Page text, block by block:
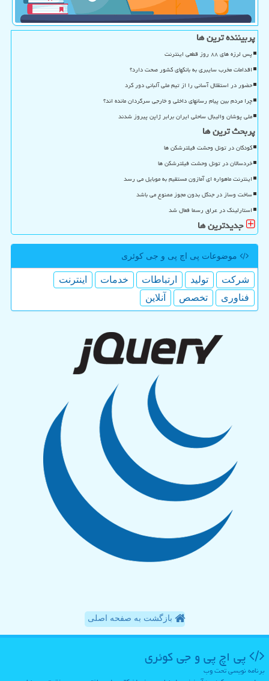
پربیننده ترین ها
پس لرزه های ۸۸ روز قطعی اینترنت
اقدامات مخرب سایبری به بانکهای کشور صحت دارد؟
حضور در استقلال آسانی را از تیم ملی آلبانی دور کرد
چرا مردم بین پیام رسانهای داخلی و خارجی سرگردان مانده اند؟
ملی پوشان والیبال ساحلی ایران برابر ژاپن پیروز شدند
پربحث ترین ها
کودکان در تونل وحشت فیلترشکن ها
خردسالان در تونل وحشت فیلترشکن ها
اینترنت ماهواره ای آمازون مستقیم به موبایل می رسد
ساخت وساز در جنگل بدون مجوز ممنوع می باشد
استارلینک در عراق رسما فعال شد
جدیدترین ها
موضوعات پی اچ پی و جی كوئری
شركت تولید ارتباطات خدمات
اینترنت
فناوری
تخصص آنلاین
بازگشت به صفحه اصلی
پی اچ پی و جی كوئری
برنامه نویسی تحت وب